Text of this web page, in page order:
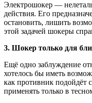
Электрошокер —
действия. Его
остановить, лишить
этой задачей шокеры
3. Шокер только для
Ещё одно заблуждение
хотелось бы иметь
как противник подойдёт
применять только в